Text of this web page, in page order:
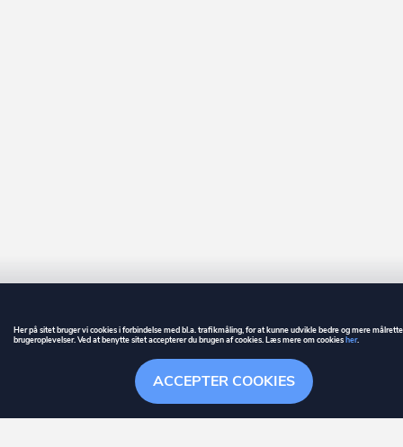
Søgehistorik Menu
er et registreret varemærke tilhørende ownr ApS – CVR nr.: 36 40 88
Stationsparken 26. 2., 2600 Glostrup, info@ownr.dk
ACCEPTER COOKIES
Her på sitet bruger vi cookies i forbindelse med bl.a. trafikmåling, for at kunne udvikle bedre og mere
brugeroplevelser. Ved at benytte sitet accepterer du brugen af cookies. Læs mere om cookiesher.